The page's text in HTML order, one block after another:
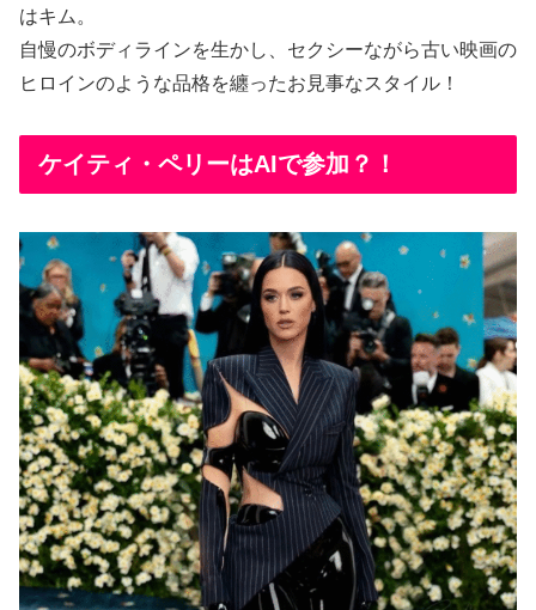
はキム。
自慢のボディラインを生かし、セクシーながら古い映画の
ヒロインのような品格を纏ったお見事なスタイル！
ケイティ・ペリーはAIで参加？！